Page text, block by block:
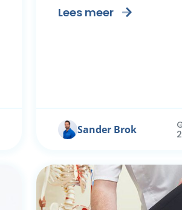
Lees meer
Sander Brok